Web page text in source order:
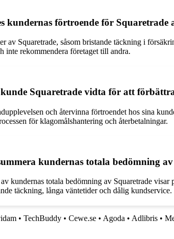
kundernas förtroende för Squaretrade
av Squaretrade, såsom bristande täckning i
inte rekommendera företaget till andra.
Squaretrade vidta för att
och återvinna förtroendet hos sina
för klagomålshantering och återbetalningar.
kundernas totala bedömning
kundernas totala bedömning av Squaretrade
täckning, långa väntetider och dålig
• TechBuddy • Cewe.se • Agoda • Adlibris •